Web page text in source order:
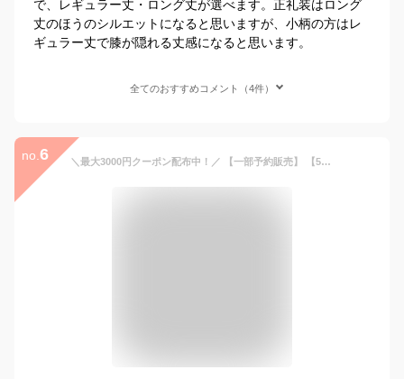
で、レギュラー丈・ロング丈が選べます。正礼装はロング
丈のほうのシルエットになると思いますが、小柄の方はレ
ギュラー丈で膝が隠れる丈感になると思います。
全てのおすすめコメント（4件）
no. 6 ＼最大3000円クーポン配布中！／ 【一部予約販売】 【54%OFF】 日本製生地 喪服 レディース ロング丈 洗える ブラックフォーマル ワンピース ゆったり 体型カバー 入学式 卒業式 セレモニー 礼服 葬式 通夜 法事 冠婚葬祭 シースルー 袖 大きいサイズ 試着チケット対象